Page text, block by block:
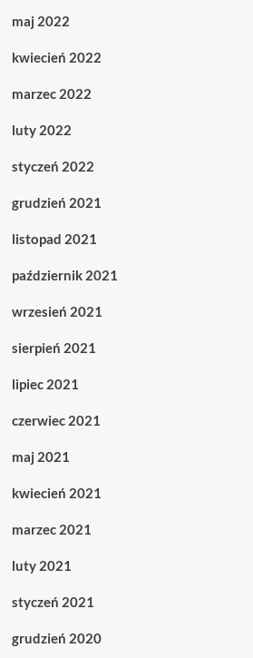
maj 2022
kwiecień 2022
marzec 2022
luty 2022
styczeń 2022
grudzień 2021
listopad 2021
październik 2021
wrzesień 2021
sierpień 2021
lipiec 2021
czerwiec 2021
maj 2021
kwiecień 2021
marzec 2021
luty 2021
styczeń 2021
grudzień 2020